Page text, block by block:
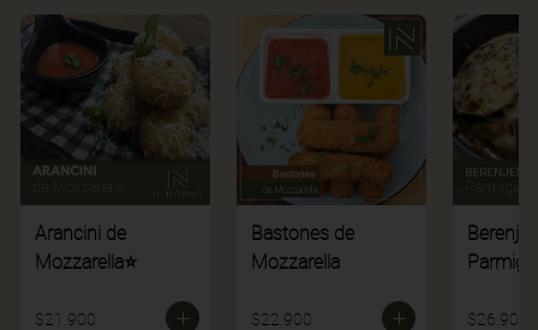
Arancini de
Mozzarella⭐
$21.900
Bastones de
Mozzarella
$22.900 $26.900